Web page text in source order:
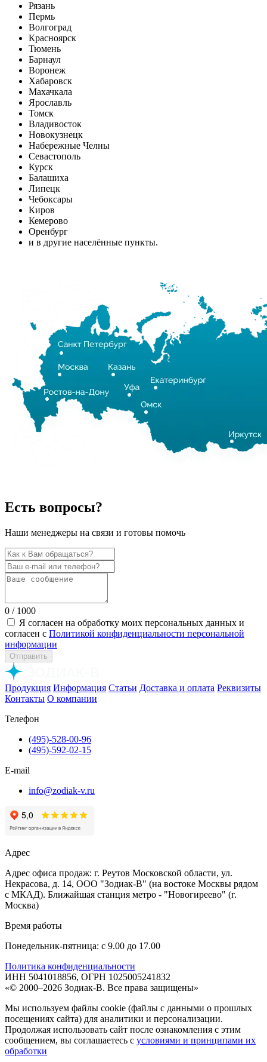
Рязань
Пермь
Волгоград
Красноярск
Тюмень
Барнаул
Воронеж
Хабаровск
Махачкала
Ярославль
Томск
Владивосток
Новокузнецк
Набережные Челны
Севастополь
Курск
Балашиха
Липецк
Чебоксары
Киров
Кемерово
Оренбург
и в другие населённые пункты.
Есть вопросы?
Наши менеджеры на связи и готовы помочь
0 / 1000
Я согласен на обработку моих персональных данных и
согласен с Политикой конфиденциальности персональной
информации
Отправить
Продукция Информация Статьи Доставка и оплата Реквизиты
Контакты О компании
Телефон
(495)-528-00-96
(495)-592-02-15
E-mail
info@zodiak-v.ru
Адрес
Адрес офиса продаж: г. Реутов Московской области, ул.
Некрасова, д. 14, ООО "Зодиак-В" (на востоке Москвы рядом
с МКАД). Ближайшая станция метро - "Новогиреево" (г.
Москва)
Время работы
Понедельник-пятница: с 9.00 до 17.00
Политика конфиденциальности
ИНН 5041018856, ОГРН 1025005241832
«© 2000–2026 Зодиак-В. Все права защищены»
Мы используем файлы cookie (файлы с данными о прошлых
посещениях сайта) для аналитики и персонализации.
Продолжая использовать сайт после ознакомления с этим
сообщением, вы соглашаетесь с условиями и принципами их
обработки